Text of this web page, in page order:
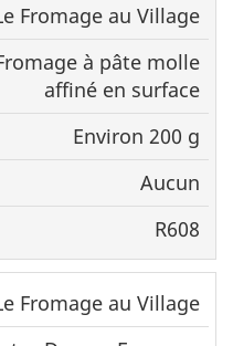
Fromage au Village
à pâte molle
affiné en surface
Environ 200 g
Aucun
R608
Fromage au Village